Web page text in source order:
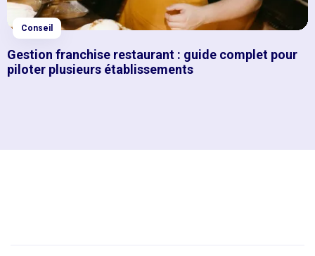
Conseil
Gestion franchise restaurant : guide complet pour
piloter plusieurs établissements